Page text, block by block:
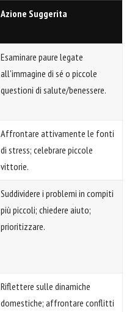
Azione Suggerita
Esaminare paure legate
all'immagine di sé o piccole
questioni di salute/benessere.
Affrontare attivamente le fonti
di stress; celebrare piccole
vittorie.
Suddividere i problemi in compiti
più piccoli; chiedere aiuto;
prioritizzare.
Riflettere sulle dinamiche
domestiche; affrontare conflitti